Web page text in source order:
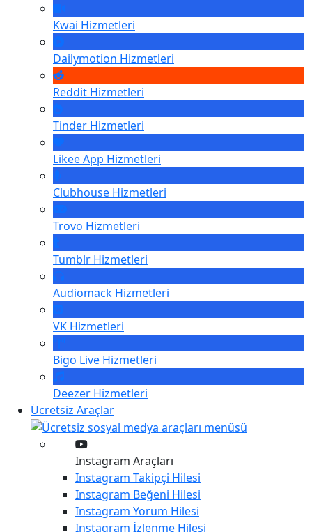
Kwai Hizmetleri
Dailymotion Hizmetleri
Reddit Hizmetleri
Tinder Hizmetleri
Likee App Hizmetleri
Clubhouse Hizmetleri
Trovo Hizmetleri
Tumblr Hizmetleri
Audiomack Hizmetleri
VK Hizmetleri
Bigo Live Hizmetleri
Deezer Hizmetleri
Ücretsiz Araçlar
Instagram Araçları
Instagram Takipçi Hilesi
Instagram Beğeni Hilesi
Instagram Yorum Hilesi
Instagram İzlenme Hilesi